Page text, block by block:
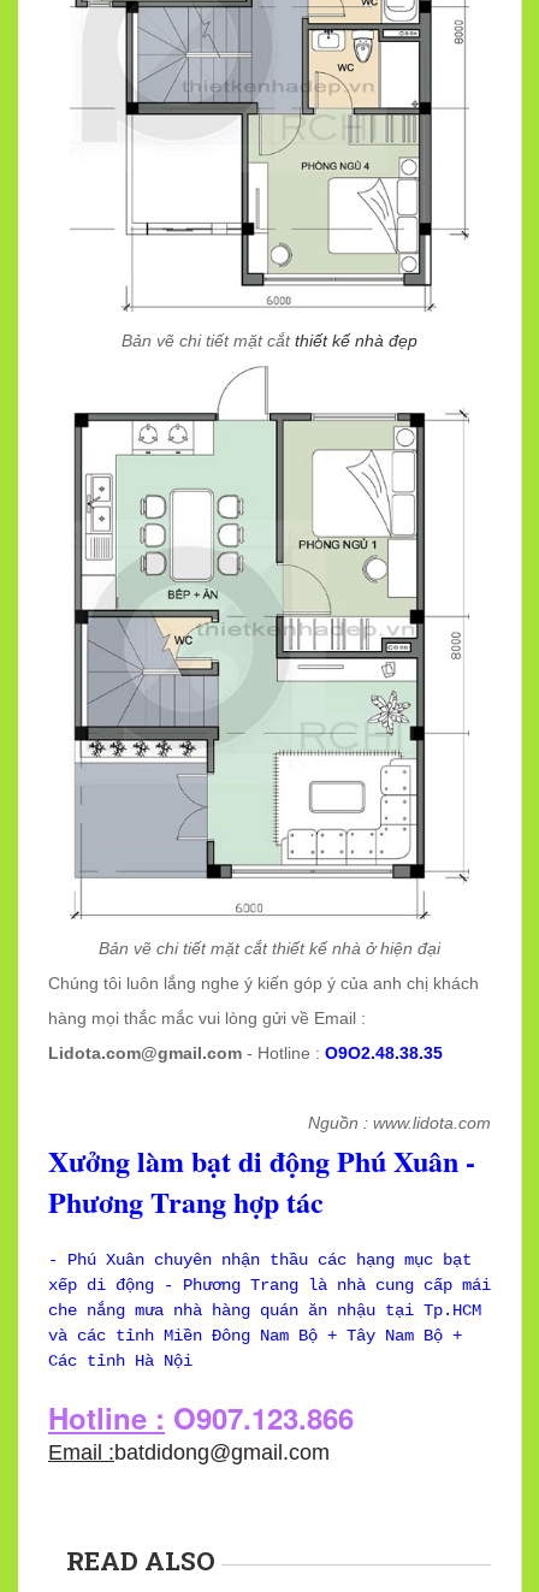
Bản vẽ chi tiết mặt cắtthiết kế nhà đẹp
Bản vẽ chi tiết mặt cắt thiết kế nhà ở hiện đại
Chúng tôi luôn lắng nghe ý kiến góp ý của anh chị khách
hàng mọi thắc mắc vui lòng gửi về Email :
Lidota.com@gmail.com - Hotline : O9O2.48.38.35
Nguồn : www.lidota.com
Xưởng làm bạt di động Phú Xuân -
Phương Trang hợp tác
- Phú Xuân chuyên nhận thầu các hạng mục bạt
xếp di động - Phương Trang là nhà cung cấp mái
che nắng mưa nhà hàng quán ăn nhậu tại Tp.HCM
và các tỉnh Miền Đông Nam Bộ + Tây Nam Bộ +
Các tỉnh Hà Nội
Hotline : O907.123.866
Email :batdidong@gmail.com
READ ALSO